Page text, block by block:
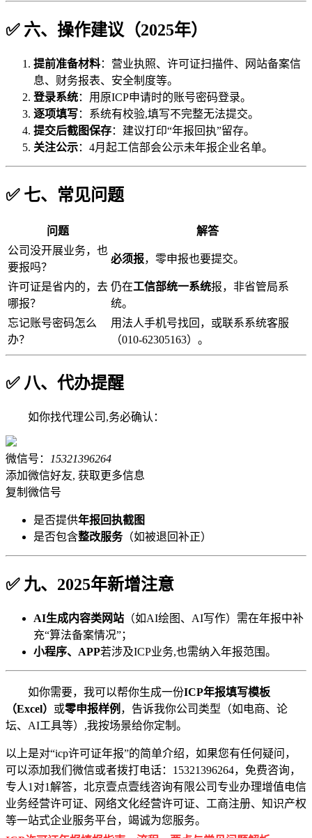
✅ 六、操作建议（2025年）
提前准备材料：营业执照、许可证扫描件、网站备案信
息、财务报表、安全制度等。
登录系统：用原ICP申请时的账号密码登录。
逐项填写：系统有校验,填写不完整无法提交。
提交后截图保存：建议打印“年报回执”留存。
关注公示：4月起工信部会公示未年报企业名单。
✅ 七、常见问题
问题
解答
公司没开展业务，也
要报吗？
必须报，零申报也要提交。
许可证是省内的，去
哪报？
仍在工信部统一系统报，非省管局系
统。
忘记账号密码怎么
办？
用法人手机号找回，或联系系统客服
（010-62305163）。
✅ 八、代办提醒
如你找代理公司,务必确认：
微信号：
15321396264
添加微信好友, 获取更多信息
复制微信号
是否提供年报回执截图
是否包含整改服务（如被退回补正）
✅ 九、2025年新增注意
AI生成内容类网站 （如AI绘图、AI写作）需在年报中补
充“算法备案情况”；
小程序、APP若涉及ICP业务,也需纳入年报范围。
如你需要，我可以帮你生成一份ICP年报填写模板
（Excel） 或零申报样例 ，告诉我你公司类型（如电商、论
坛、AI工具等）,我按场景给你定制。
以上是对“icp许可证年报”的简单介绍，如果您有任何疑问，
可以添加我们微信或者拨打电话：15321396264，免费咨询，
专人1对1解答，北京壹点壹线咨询有限公司专业办理增值电信
业务经营许可证、网络文化经营许可证、工商注册、知识产权
等一站式企业服务平台，竭诚为您服务。